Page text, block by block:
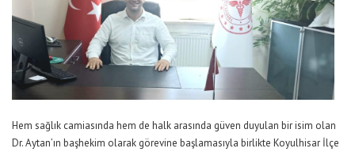
Hem sağlık camiasında hem de halk arasında güven duyulan bir isim olan
Dr. Aytan’ın başhekim olarak görevine başlamasıyla birlikte Koyulhisar İlçe